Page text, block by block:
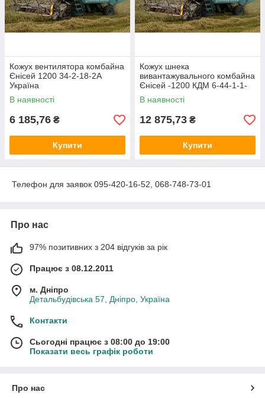
Кожух вентилятора комбайна
Єнісей 1200 34-2-18-2А
Україна
В наявності
6 185,76 ₴
Купити
Кожух шнека
вивантажувального комбайна
Єнісей -1200 КДМ 6-44-1-1-
01 Україна
В наявності
12 875,73 ₴
Купити
Телефон для заявок 095-420-16-52, 068-748-73-01
Про нас
97% позитивних з 204 відгуків за рік
Працює з 08.12.2011
м. Дніпро
Детальбудівська 57, Дніпро, Україна
Контакти
Сьогодні працює з 08:00 до 19:00
Показати весь графік роботи
Про нас